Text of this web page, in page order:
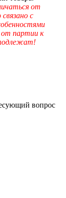
от
с
от партии к
вопрос